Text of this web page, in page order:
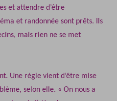
et attendre d’être
et randonnée sont prêts. Ils
mais rien ne se met
Une régie vient d’être mise
selon elle. « On nous a